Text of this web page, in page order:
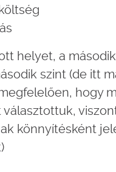
helyet, a
szint (de itt
hogy
könnyítésként